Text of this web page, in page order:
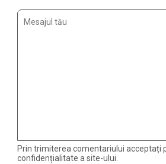
Prin trimiterea comentariului acceptați
confidențialitate a site-ului.